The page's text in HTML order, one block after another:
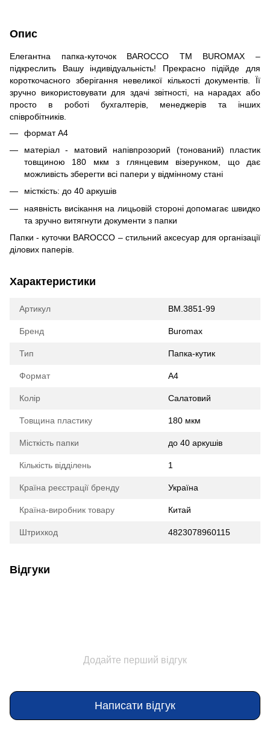
Опис
Елегантна папка-куточок BAROCCO ТМ BUROMAX –
підкреслить Вашу індивідуальність! Прекрасно підійде для
короткочасного зберігання невеликої кількості документів. Її
зручно використовувати для здачі звітності, на нарадах або
просто в роботі бухгалтерів, менеджерів та інших
співробітників.
формат А4
матеріал - матовий напівпрозорий (тонований) пластик
товщиною 180 мкм з глянцевим візерунком, що дає
можливість зберегти всі папери у відмінному стані
місткість: до 40 аркушів
наявність висікання на лицьовій стороні допомагає швидко
та зручно витягнути документи з папки
Папки - куточки BAROCCO – стильний аксесуар для організації
ділових паперів.
Характеристики
Артикул BM.3851-99
Бренд Buromax
Тип Папка-кутик
Формат A4
Колір Салатовий
Товщина пластику 180 мкм
Місткість папки до 40 аркушів
Кількість відділень 1
Країна реєстрації бренду Україна
Країна-виробник товару Китай
Штрихкод 4823078960115
Відгуки
Додайте перший відгук
Написати відгук